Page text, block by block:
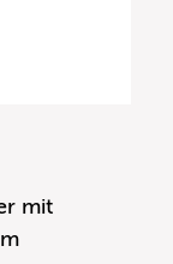
mit